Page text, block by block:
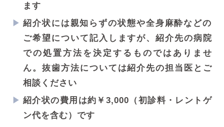
ます
紹介状には親知らずの状態や全身麻酔などの
ご希望について記入しますが、紹介先の病院
での処置方法を決定するものではありませ
ん。抜歯方法については紹介先の担当医とご
相談ください
紹介状の費用は約￥3,000（初診料・レントゲ
ン代を含む）です